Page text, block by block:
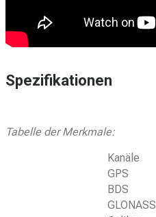
Spezifikationen
Tabelle der Merkmale:
Kanäle
GPS
BDS
GLONASS